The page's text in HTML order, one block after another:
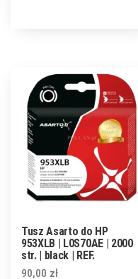
Tusz Asarto do HP
953XLB | L0S70AE | 2000
str. | black | REF.
90,00 zł